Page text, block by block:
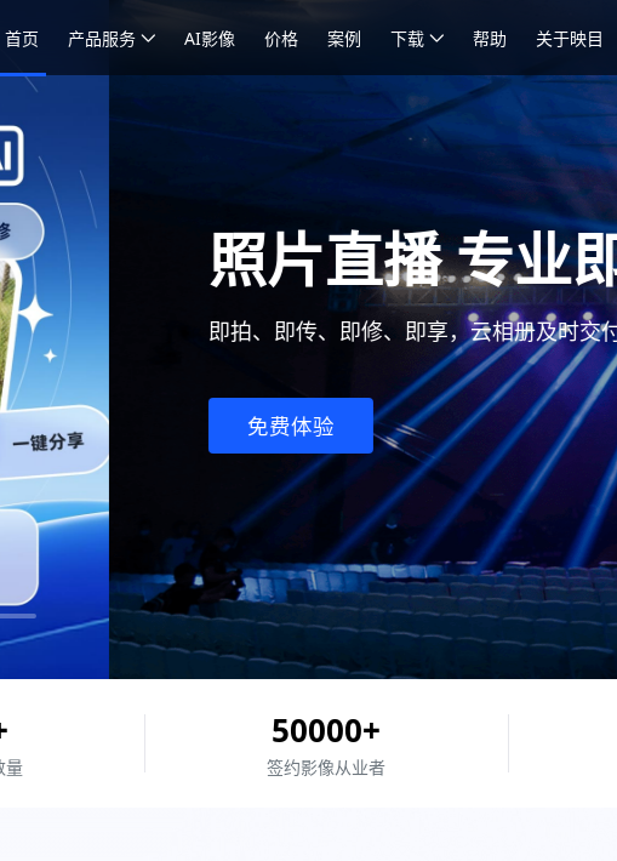
首页 产品服务 AI影像 价格 案例 下载 帮助 关于映目
专业即时影像服务平台
，云相册及时交付，全程只需3分钟
量
50000+
签约影像从业者